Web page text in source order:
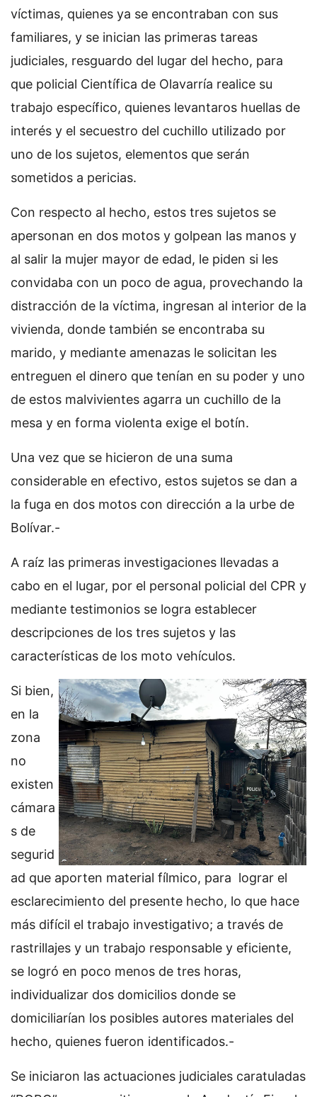
víctimas, quienes ya se encontraban con sus
familiares, y se inician las primeras tareas
judiciales, resguardo del lugar del hecho, para
que policial Científica de Olavarría realice su
trabajo específico, quienes levantaros huellas de
interés y el secuestro del cuchillo utilizado por
uno de los sujetos, elementos que serán
sometidos a pericias.
Con respecto al hecho, estos tres sujetos se
apersonan en dos motos y golpean las manos y
al salir la mujer mayor de edad, le piden si les
convidaba con un poco de agua, provechando la
distracción de la víctima, ingresan al interior de la
vivienda, donde también se encontraba su
marido, y mediante amenazas le solicitan les
entreguen el dinero que tenían en su poder y uno
de estos malvivientes agarra un cuchillo de la
mesa y en forma violenta exige el botín.
Una vez que se hicieron de una suma
considerable en efectivo, estos sujetos se dan a
la fuga en dos motos con dirección a la urbe de
Bolívar.-
A raíz las primeras investigaciones llevadas a
cabo en el lugar, por el personal policial del CPR y
mediante testimonios se logra establecer
descripciones de los tres sujetos y las
características de los moto vehículos.
Si bien,
en la
zona
no
existen
cámara
s de
segurid
ad que aporten material fílmico, para lograr el
esclarecimiento del presente hecho, lo que hace
más difícil el trabajo investigativo; a través de
rastrillajes y un trabajo responsable y eficiente,
se logró en poco menos de tres horas,
individualizar dos domicilios donde se
domiciliarían los posibles autores materiales del
hecho, quienes fueron identificados.-
Se iniciaron las actuaciones judiciales caratuladas